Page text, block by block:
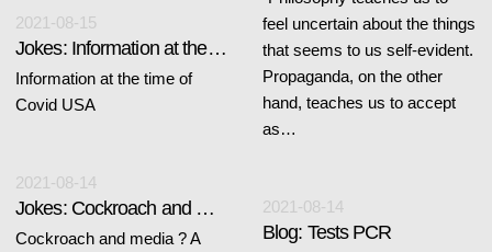
feel uncertain about the things
that seems to us self-evident.
Propaganda, on the other
hand, teaches us to accept
as…
2021-08-15
Jokes: Information at the time of Covid
Information at the time of
Covid USA
2021-08-14
Jokes: Cockroach and media
Cockroach and media ? A
2021-08-14
Blog: Tests PCR